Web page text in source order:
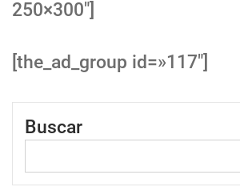
250×300″]
[the_ad_group id=»117″]
Buscar